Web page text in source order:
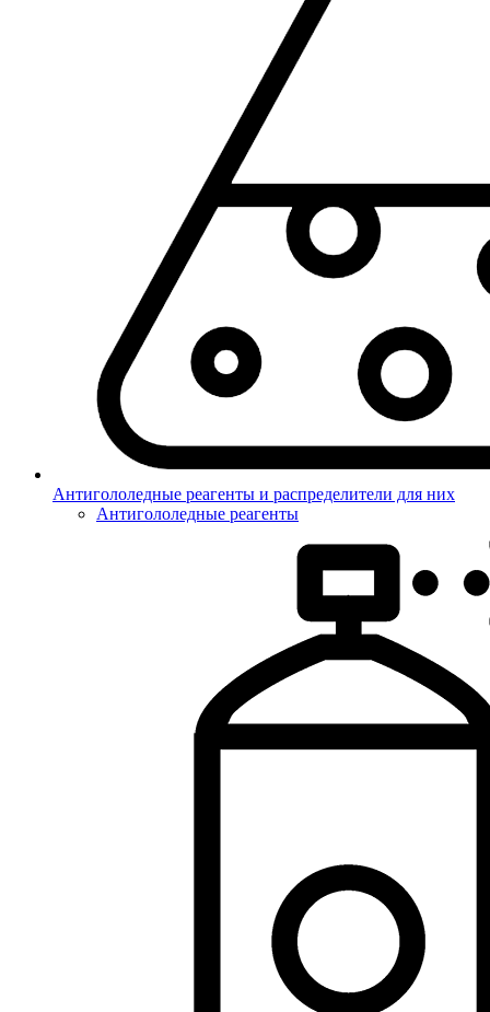
Антигололедные реагенты и распределители для них
Антигололедные реагенты